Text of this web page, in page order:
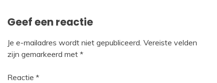
Geef een reactie
Je e-mailadres wordt niet gepubliceerd. Vereiste velden
zijn gemarkeerd met *
Reactie *